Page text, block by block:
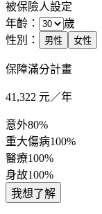
被保險人設定
年齡：
歲
性別：
男性 女性
保障滿分計畫
41,322 元／年
意外80%
重大傷病100%
醫療100%
身故100%
我想了解